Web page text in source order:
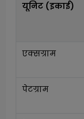
यूनिट (इकाई)
एक्सग्राम
पेटग्राम